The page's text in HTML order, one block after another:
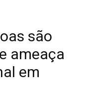
são
ameaça
em